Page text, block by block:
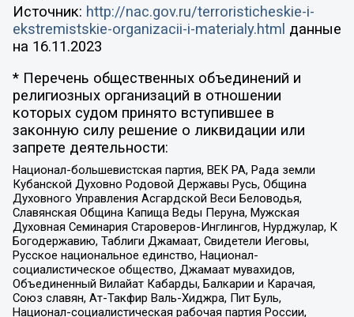
Источник: http://nac.gov.ru/terroristicheskie-i-
ekstremistskie-organizacii-i-materialy.html данные
на 16.11.2023
* Перечень общественных объединений и
религиозных организаций в отношении
которых судом принято вступившее в
законную силу решение о ликвидации или
запрете деятельности:
Национал-большевистская партия, ВЕК РА, Рада земли
Кубанской Духовно Родовой Державы Русь, Община
Духовного Управления Асгардской Веси Беловодья,
Славянская Община Капища Веды Перуна, Мужская
Духовная Семинария Староверов-Инглингов, Нурджулар, К
Богодержавию, Таблиги Джамаат, Свидетели Иеговы,
Русское национальное единство, Национал-
социалистическое общество, Джамаат мувахидов,
Объединенный Вилайат Кабарды, Балкарии и Карачая,
Союз славян, Ат-Такфир Валь-Хиджра, Пит Буль,
Национал-социалистическая рабочая партия России,